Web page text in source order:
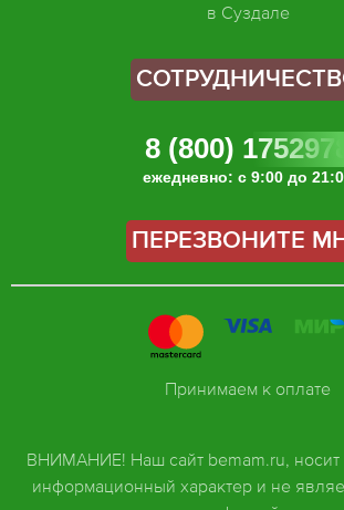
в Суздале
8 (800) 1752978
ежедневно: с 9:00 до
ПЕРЕЗВОНИТЕ
ВНИМАНИЕ! Наш сайт bemam.ru, носит
информационный характер и не
Принимаем к оплате